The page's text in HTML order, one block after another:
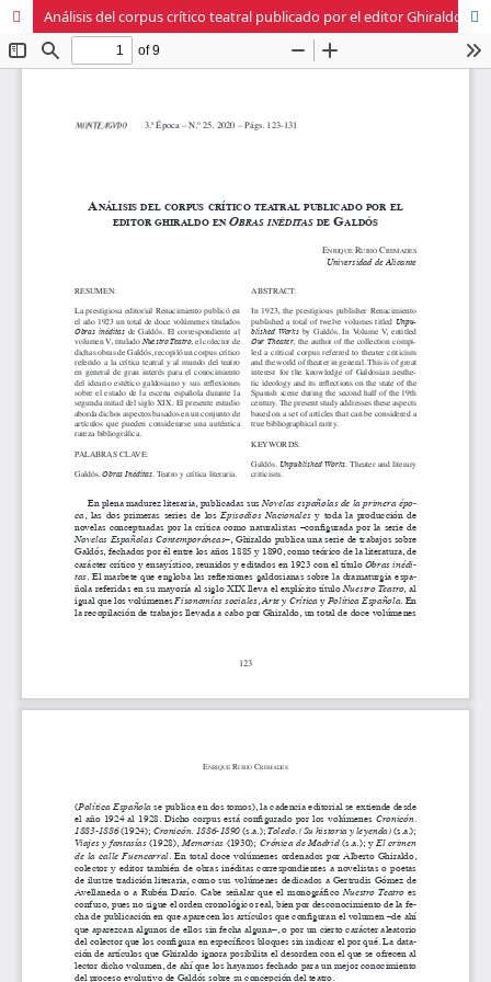
Análisis del corpus crítico teatral publicado por el editor Ghiraldo en obra inéditas de Galdós